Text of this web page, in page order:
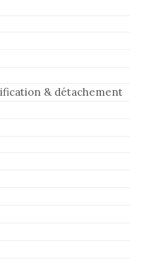
& détachement